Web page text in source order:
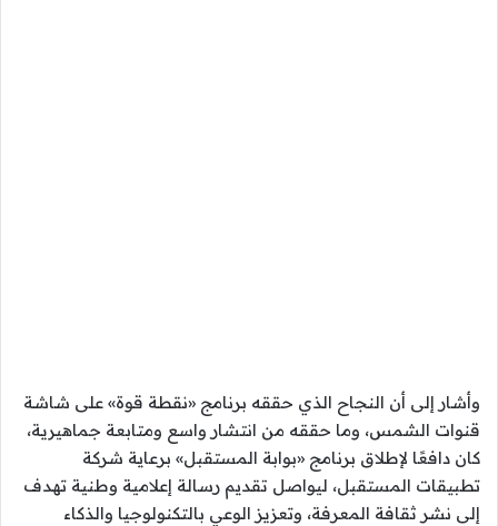
وأشار إلى أن النجاح الذي حققه برنامج «نقطة قوة» على شاشة
قنوات الشمس، وما حققه من انتشار واسع ومتابعة جماهيرية،
كان دافعًا لإطلاق برنامج «بوابة المستقبل» برعاية شركة
تطبيقات المستقبل، ليواصل تقديم رسالة إعلامية وطنية تهدف
إلى نشر ثقافة المعرفة، وتعزيز الوعي بالتكنولوجيا والذكاء